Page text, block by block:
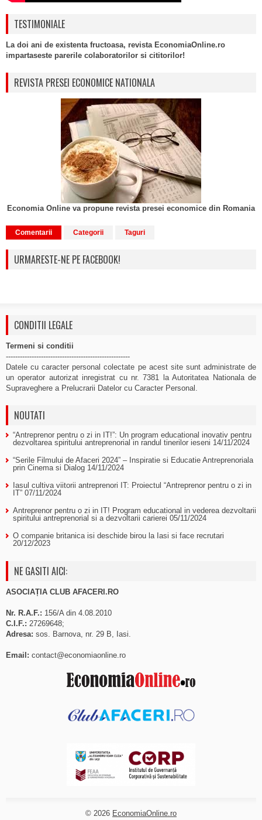
TESTIMONIALE
La doi ani de existenta fructoasa, revista EconomiaOnline.ro
impartaseste parerile colaboratorilor si cititorilor!
REVISTA PRESEI ECONOMICE NATIONALA
Economia Online va propune revista presei economice din Romania
Comentarii Categorii Taguri
URMARESTE-NE PE FACEBOOK!
CONDITII LEGALE
Termeni si conditii
-----------------------------------------------------
Datele cu caracter personal colectate pe acest site sunt administrate de
un operator autorizat inregistrat cu nr. 7381 la Autoritatea Nationala de
Supraveghere a Prelucrarii Datelor cu Caracter Personal.
NOUTATI
“Antreprenor pentru o zi in IT!”: Un program educational inovativ pentru
dezvoltarea spiritului antreprenorial in randul tinerilor ieseni 14/11/2024
“Serile Filmului de Afaceri 2024” – Inspiratie si Educatie Antreprenoriala
prin Cinema si Dialog 14/11/2024
Iasul cultiva viitorii antreprenori IT: Proiectul “Antreprenor pentru o zi in
IT” 07/11/2024
Antreprenor pentru o zi in IT! Program educational in vederea dezvoltarii
spiritului antreprenorial si a dezvoltarii carierei 05/11/2024
O companie britanica isi deschide birou la Iasi si face recrutari
20/12/2023
NE GASITI AICI:
ASOCIAȚIA CLUB AFACERI.RO
Nr. R.A.F.: 156/A din 4.08.2010
C.I.F.: 27269648;
Adresa: sos. Barnova, nr. 29 B, Iasi.
Email: contact@economiaonline.ro
© 2026 EconomiaOnline.ro